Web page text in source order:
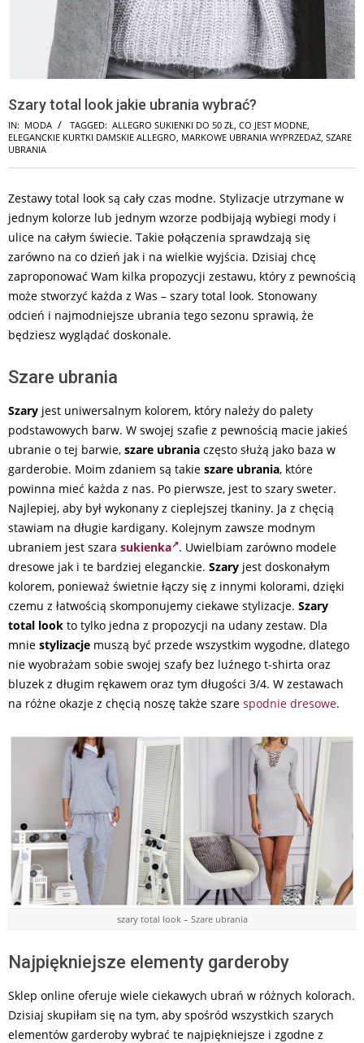
Szary total look jakie ubrania wybrać?
IN: MODA TAGGED: ALLEGRO SUKIENKI DO 50 ZŁ, CO JEST MODNE,
ELEGANCKIE KURTKI DAMSKIE ALLEGRO, MARKOWE UBRANIA WYPRZEDAŻ, SZARE
UBRANIA
Zestawy total look są cały czas modne. Stylizacje utrzymane w
jednym kolorze lub jednym wzorze podbijają wybiegi mody i
ulice na całym świecie. Takie połączenia sprawdzają się
zarówno na co dzień jak i na wielkie wyjścia. Dzisiaj chcę
zaproponować Wam kilka propozycji zestawu, który z pewnością
może stworzyć każda z Was – szary total look. Stonowany
odcień i najmodniejsze ubrania tego sezonu sprawią, że
będziesz wyglądać doskonale.
Szare ubrania
Szary jest uniwersalnym kolorem, który należy do palety
podstawowych barw. W swojej szafie z pewnością macie jakieś
ubranie o tej barwie, szare ubrania często służą jako baza w
garderobie. Moim zdaniem są takie szare ubrania, które
powinna mieć każda z nas. Po pierwsze, jest to szary sweter.
Najlepiej, aby był wykonany z cieplejszej tkaniny. Ja z chęcią
stawiam na długie kardigany. Kolejnym zawsze modnym
ubraniem jest szara sukienka . Uwielbiam zarówno modele
dresowe jak i te bardziej eleganckie. Szary jest doskonałym
kolorem, ponieważ świetnie łączy się z innymi kolorami, dzięki
czemu z łatwością skomponujemy ciekawe stylizacje. Szary
total look to tylko jedna z propozycji na udany zestaw. Dla
mnie stylizacje muszą być przede wszystkim wygodne, dlatego
nie wyobrażam sobie swojej szafy bez luźnego t-shirta oraz
bluzek z długim rękawem oraz tym długości 3/4. W zestawach
na różne okazje z chęcią noszę także szare spodnie dresowe.
szary total look – Szare ubrania
Najpiękniejsze elementy garderoby
Sklep online oferuje wiele ciekawych ubrań w różnych kolorach.
Dzisiaj skupiłam się na tym, aby spośród wszystkich szarych
elementów garderoby wybrać te najpiękniejsze i zgodne z